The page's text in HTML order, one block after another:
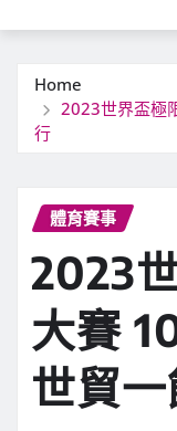
Home
2023世界盃極
行
體育賽事
2023
大賽
世貿